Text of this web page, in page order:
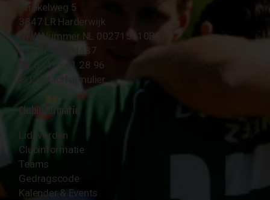
Strokelweg 5
3847 LR Harderwijk
BTW Nummer NL 002715910B01
KvK Nr 40094437
☎︎ 0341 - 41 28 96
✉︎ Contactformulier
Clubinformatie
Lid worden
Clubinformatie
Teams
Gedragscode
Kalender & Events